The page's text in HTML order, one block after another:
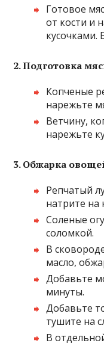
Готовое
от кости и
кусочками.
2. Подготовка
Копченые
нарежьте
Ветчину,
нарежьте
3. Обжарка
Репчатый
натрите на
Соленые
соломкой.
В
масло,
Добавьте
минуты.
Добавьте
тушите на
В